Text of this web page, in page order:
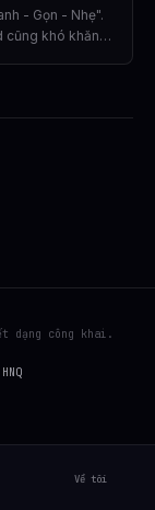
- Gọn - Nhẹ".
cũng khó khăn
dạng công khai.
HNQ
Về tôi